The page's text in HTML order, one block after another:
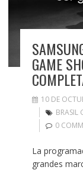
GAME
10 DE
BRASIL
0
La
grandes